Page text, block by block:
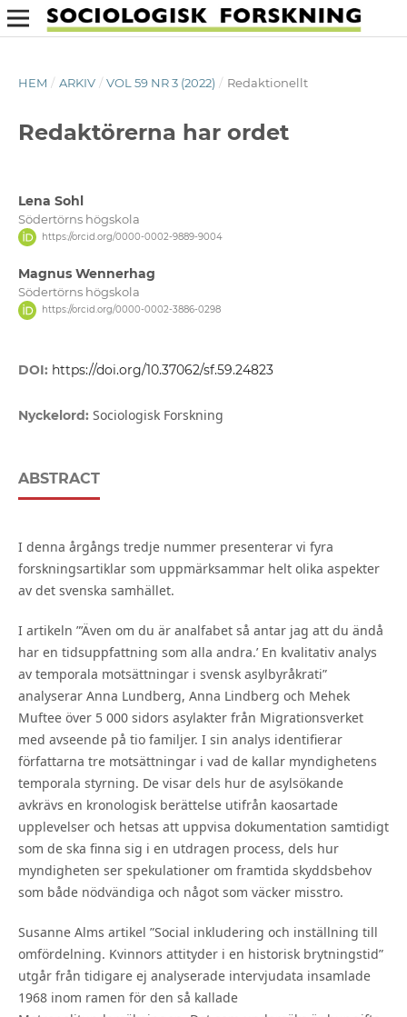
HEM / ARKIV / VOL 59 NR 3 (2022) / Redaktionellt
Redaktörerna har ordet
Lena Sohl
Södertörns högskola
https://orcid.org/0000-0002-9889-9004
Magnus Wennerhag
Södertörns högskola
https://orcid.org/0000-0002-3886-0298
DOI: https://doi.org/10.37062/sf.59.24823
Nyckelord: Sociologisk Forskning
ABSTRACT
I denna årgångs tredje nummer presenterar vi fyra
forskningsartiklar som uppmärksammar helt olika aspekter
av det svenska samhället.
I artikeln ”’Även om du är analfabet så antar jag att du ändå
har en tidsuppfattning som alla andra.’ En kvalitativ analys
av temporala motsättningar i svensk asylbyråkrati”
analyserar Anna Lundberg, Anna Lindberg och Mehek
Muftee över 5 000 sidors asylakter från Migrationsverket
med avseende på tio familjer. I sin analys identifierar
författarna tre motsättningar i vad de kallar myndighetens
temporala styrning. De visar dels hur de asylsökande
avkrävs en kronologisk berättelse utifrån kaosartade
upplevelser och hetsas att uppvisa dokumentation samtidigt
som de ska finna sig i en utdragen process, dels hur
myndigheten ser spekulationer om framtida skyddsbehov
som både nödvändiga och något som väcker misstro.
Susanne Alms artikel ”Social inkludering och inställning till
omfördelning. Kvinnors attityder i en historisk brytningstid”
utgår från tidigare ej analyserade intervjudata insamlade
1968 inom ramen för den så kallade